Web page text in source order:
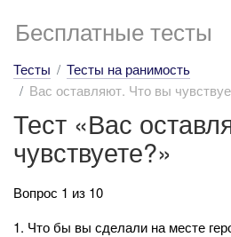
Бесплатные тесты
Тесты
Тесты на ранимость
Вас оставляют. Что вы
Тест «Вас
чувствуете?»
Вопрос 1 из 10
1. Что бы вы сделали на месте